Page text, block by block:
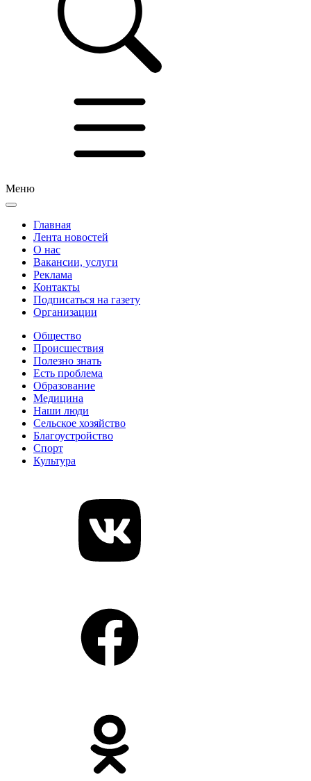
Меню
Главная
Лента новостей
О нас
Вакансии, услуги
Реклама
Контакты
Подписаться на газету
Организации
Общество
Происшествия
Полезно знать
Есть проблема
Образование
Медицина
Наши люди
Сельское хозяйство
Благоустройство
Спорт
Культура